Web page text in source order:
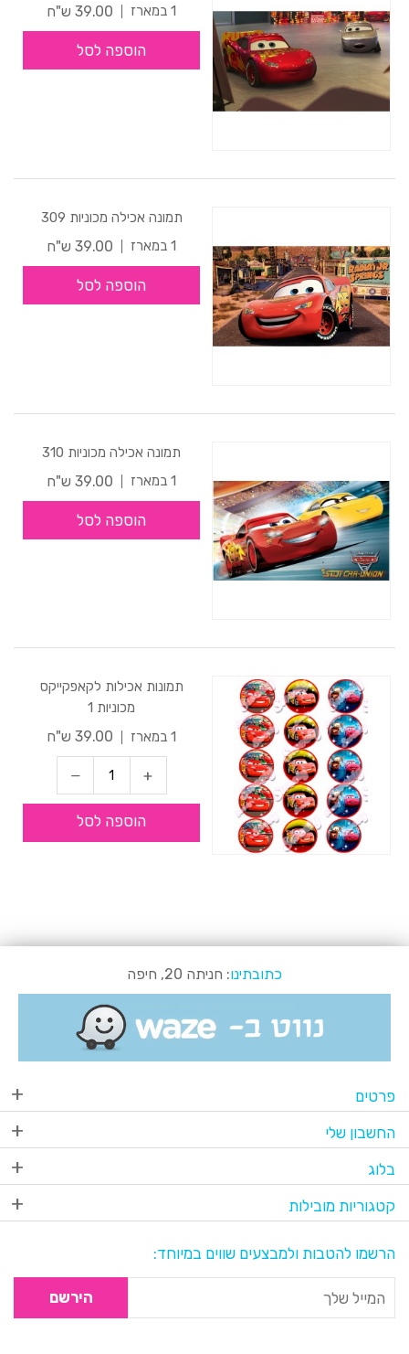
1 במארז
39.00 ש"ח
הוספה לסל
תמונה אכילה מכוניות 309
1 במארז
39.00 ש"ח
הוספה לסל
תמונה אכילה מכוניות 310
1 במארז
39.00 ש"ח
הוספה לסל
תמונות אכילות לקאפקייקס
מכוניות 1
1 במארז
39.00 ש"ח
הוספה לסל
כתובתינו: חניתה 20, חיפה
פרטים
החשבון שלי
בלוג
קטגוריות מובילות
הרשמו להטבות ולמבצעים שווים במיוחד:
הירשם